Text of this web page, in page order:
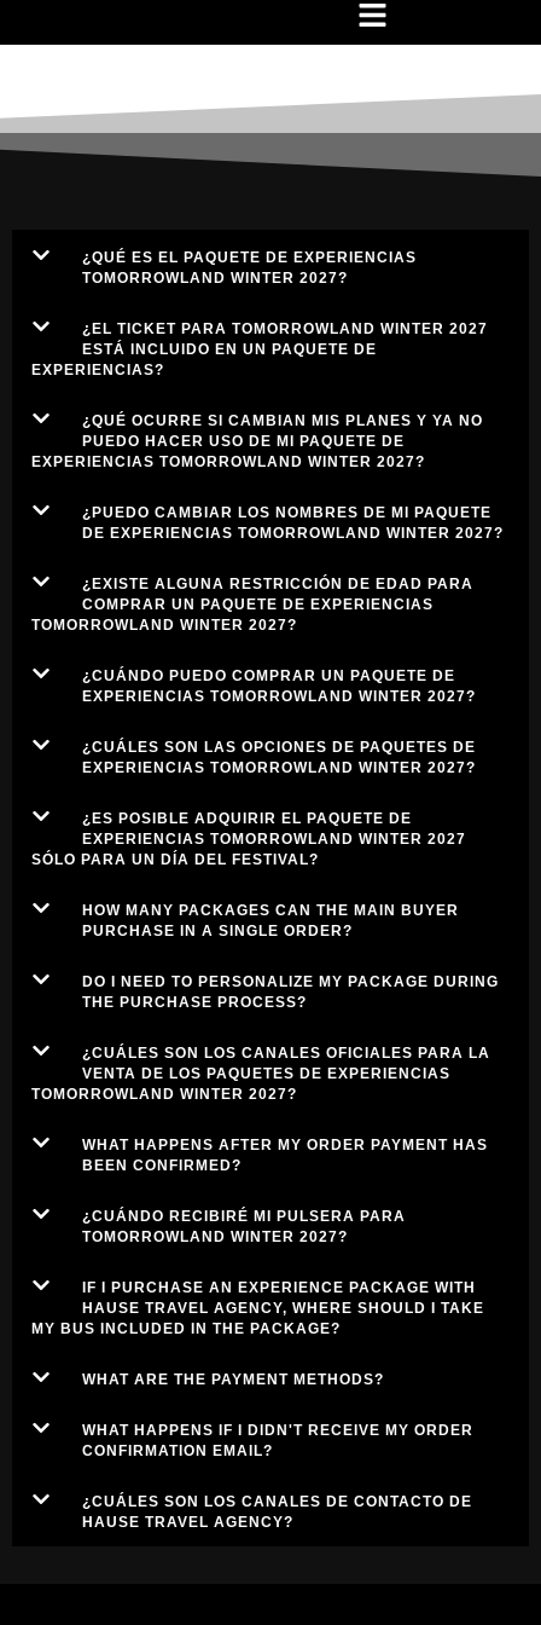
FAQS
¿QUÉ ES EL PAQUETE DE EXPERIENCIAS
TOMORROWLAND WINTER 2027?
¿EL TICKET PARA TOMORROWLAND WINTER 2027
ESTÁ INCLUIDO EN UN PAQUETE DE
EXPERIENCIAS?
¿QUÉ OCURRE SI CAMBIAN MIS PLANES Y YA NO
PUEDO HACER USO DE MI PAQUETE DE
EXPERIENCIAS TOMORROWLAND WINTER 2027?
¿PUEDO CAMBIAR LOS NOMBRES DE MI PAQUETE
DE EXPERIENCIAS TOMORROWLAND WINTER 2027?
¿EXISTE ALGUNA RESTRICCIÓN DE EDAD PARA
COMPRAR UN PAQUETE DE EXPERIENCIAS
TOMORROWLAND WINTER 2027?
¿CUÁNDO PUEDO COMPRAR UN PAQUETE DE
EXPERIENCIAS TOMORROWLAND WINTER 2027?
¿CUÁLES SON LAS OPCIONES DE PAQUETES DE
EXPERIENCIAS TOMORROWLAND WINTER 2027?
¿ES POSIBLE ADQUIRIR EL PAQUETE DE
EXPERIENCIAS TOMORROWLAND WINTER 2027
SÓLO PARA UN DÍA DEL FESTIVAL?
HOW MANY PACKAGES CAN THE MAIN BUYER
PURCHASE IN A SINGLE ORDER?
DO I NEED TO PERSONALIZE MY PACKAGE DURING
THE PURCHASE PROCESS?
¿CUÁLES SON LOS CANALES OFICIALES PARA LA
VENTA DE LOS PAQUETES DE EXPERIENCIAS
TOMORROWLAND WINTER 2027?
WHAT HAPPENS AFTER MY ORDER PAYMENT HAS
BEEN CONFIRMED?
¿CUÁNDO RECIBIRÉ MI PULSERA PARA
TOMORROWLAND WINTER 2027?
IF I PURCHASE AN EXPERIENCE PACKAGE WITH
HAUSE TRAVEL AGENCY, WHERE SHOULD I TAKE
MY BUS INCLUDED IN THE PACKAGE?
WHAT ARE THE PAYMENT METHODS?
WHAT HAPPENS IF I DIDN'T RECEIVE MY ORDER
CONFIRMATION EMAIL?
¿CUÁLES SON LOS CANALES DE CONTACTO DE
HAUSE TRAVEL AGENCY?